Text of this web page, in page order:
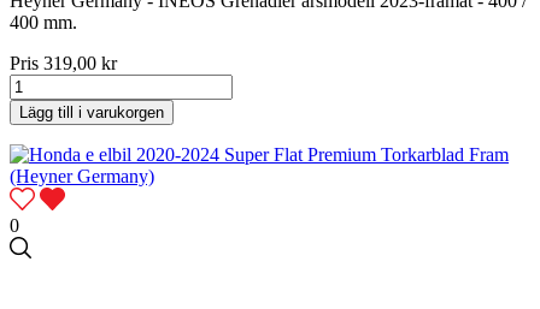
400 mm.
Pris 319,00 kr
Lägg till i varukorgen
0